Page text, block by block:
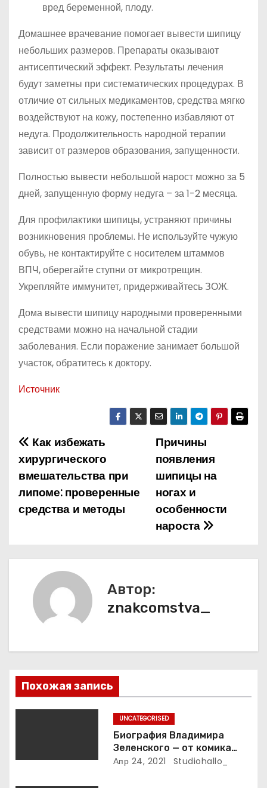
вред беременной, плоду.
Домашнее врачевание помогает вывести шипицу
небольших размеров. Препараты оказывают
антисептический эффект. Результаты лечения
будут заметны при систематических процедурах. В
отличие от сильных медикаментов, средства мягко
воздействуют на кожу, постепенно избавляют от
недуга. Продолжительность народной терапии
зависит от размеров образования, запущенности.
Полностью вывести небольшой нарост можно за 5
дней, запущенную форму недуга – за 1-2 месяца.
Для профилактики шипицы, устраняют причины
возникновения проблемы. Не используйте чужую
обувь, не контактируйте с носителем штаммов
ВПЧ, оберегайте ступни от микротрещин.
Укрепляйте иммунитет, придерживайтесь ЗОЖ.
Дома вывести шипицу народными проверенными
средствами можно на начальной стадии
заболевания. Если поражение занимает большой
участок, обратитесь к доктору.
Источник
Н
а
в
и
я
п
о
Причины
появления
шипицы на
ногах и
особенности
нароста
Как избежать
хирургического
вмешательства при
липоме: проверенные
средства и методы
Автор:
znakcomstva_
Похожая запись
UNCATEGORISED
Биография Владимира
Зеленского — от комика
студии «Квартал 95» до
Апр 24, 2021 Studiohallo_